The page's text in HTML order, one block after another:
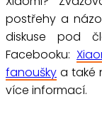
postřehy a
diskuse pod
Facebooku:
fanoušky a také
více informací.